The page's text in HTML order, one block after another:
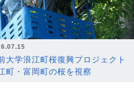
大学浪江町桜復興プロジェクト
町・富岡町の桜を視察